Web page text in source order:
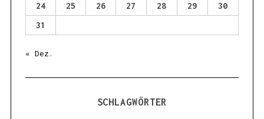
24
25 26 27 28 29
30
31
« Dez.
SCHLAGWÖRTER